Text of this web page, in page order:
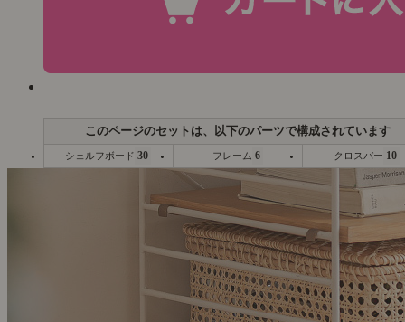
シェルフボード 30 フレーム 6 クロスバー 10